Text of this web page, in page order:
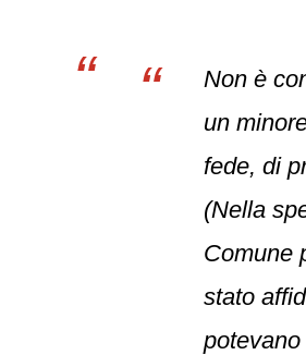
Non è
un
fede, di
(Nella
Comune
stato